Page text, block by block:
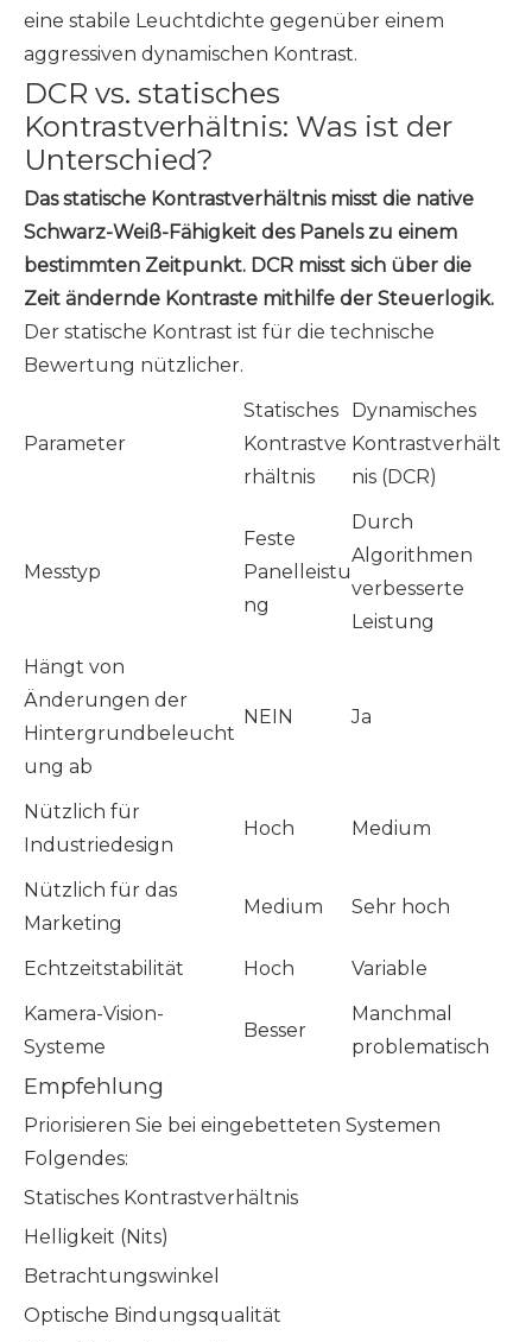
eine stabile Leuchtdichte gegenüber einem
aggressiven dynamischen Kontrast.
DCR vs. statisches
Kontrastverhältnis: Was ist der
Unterschied?
Das statische Kontrastverhältnis misst die native
Schwarz-Weiß-Fähigkeit des Panels zu einem
bestimmten Zeitpunkt. DCR misst sich über die
Zeit ändernde Kontraste mithilfe der Steuerlogik.
Der statische Kontrast ist für die technische
Bewertung nützlicher.
Parameter
Statisches
Kontrastve
rhältnis
Dynamisches
Kontrastverhält
nis (DCR)
Messtyp
Feste
Panelleistu
ng
Durch
Algorithmen
verbesserte
Leistung
Hängt von
Änderungen der
Hintergrundbeleucht
ung ab
NEIN Ja
Nützlich für
Industriedesign
Hoch Medium
Nützlich für das
Marketing
Medium Sehr hoch
Echtzeitstabilität Hoch
Variable
Kamera-Vision-
Systeme
Besser
Manchmal
problematisch
Empfehlung
Priorisieren Sie bei eingebetteten Systemen
Folgendes:
Statisches Kontrastverhältnis
Helligkeit (Nits)
Betrachtungswinkel
Optische Bindungsqualität